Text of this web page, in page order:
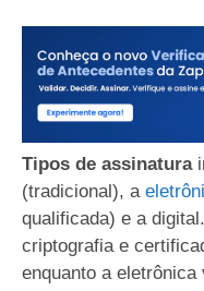
Tipos de assinatura
(tradicional), a
qualificada) e a
criptografia e
enquanto a